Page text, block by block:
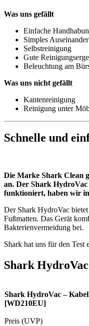
Was uns gefällt
Einfache
Simples
Selbstreinigung
Gute
Beleuchtung am
Was uns nicht gefällt
Kantenreinigung
Reinigung unter
Schnelle und
Die Marke Shark Clean
an. Der Shark HydroVac
funktioniert, haben wir
Der Shark HydroVac
Fußmatten. Das Gerät
Bakterienvermeidung bei.
Shark hat uns für den
Shark
Shark HydroVac –
[WD210EU]
Preis (UVP)